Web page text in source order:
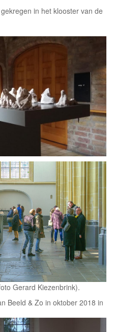
in het klooster van de
Gerard Kiezenbrink).
Beeld & Zo in oktober 2018 in